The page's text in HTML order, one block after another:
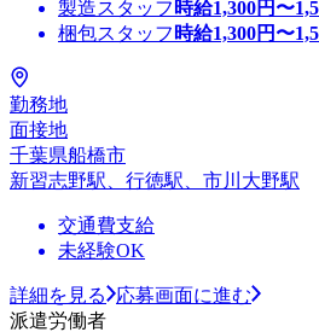
製造スタッフ 時給1,300円〜
梱包スタッフ 時給1,300円〜
勤務地
面接地
千葉県船橋市
新習志野駅、行徳駅、市川大野駅
交通費支給
未経験OK
詳細を見る
応募画面に進む
派遣労働者